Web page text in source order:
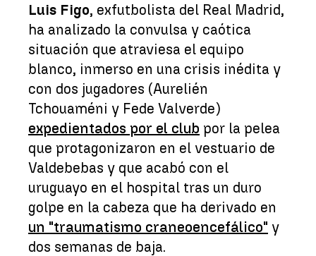
Luis Figo, exfutbolista del Real Madrid,
ha analizado la convulsa y caótica
situación que atraviesa el equipo
blanco, inmerso en una crisis inédita y
con dos jugadores (Aurelién
Tchouaméni y Fede Valverde)
expedientados por el club por la pelea
que protagonizaron en el vestuario de
Valdebebas y que acabó con el
uruguayo en el hospital tras un duro
golpe en la cabeza que ha derivado en
un "traumatismo craneoencefálico" y
dos semanas de baja.